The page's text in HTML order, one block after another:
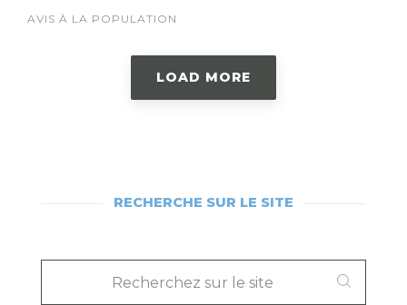
AVIS À LA POPULATION
LOAD MORE
RECHERCHE SUR LE SITE
RECHERCHEZ
LE